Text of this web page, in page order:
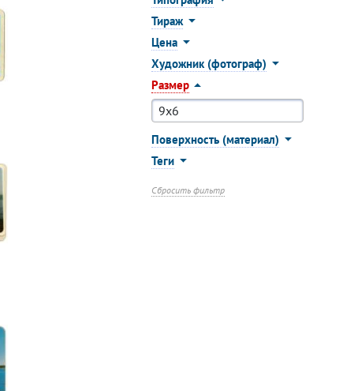
Тираж
Цена
Художник (фотограф)
Размер
Поверхность (материал)
Теги
Сбросить фильтр